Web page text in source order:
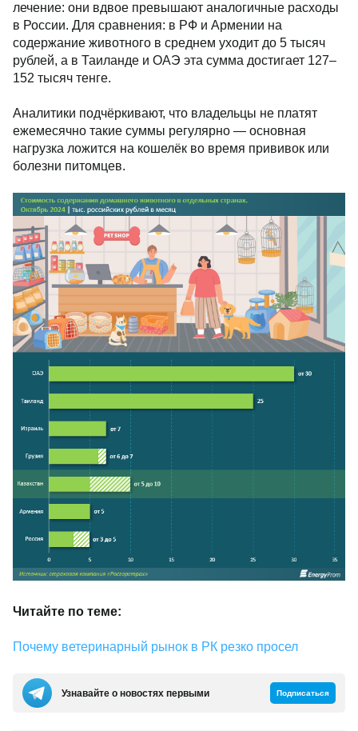
лечение: они вдвое превышают аналогичные расходы
в России. Для сравнения: в РФ и Армении на
содержание животного в среднем уходит до 5 тысяч
рублей, а в Таиланде и ОАЭ эта сумма достигает 127–
152 тысяч тенге.
Аналитики подчёркивают, что владельцы не платят
ежемесячно такие суммы регулярно — основная
нагрузка ложится на кошелёк во время прививок или
болезни питомцев.
Читайте по теме:
Почему ветеринарный рынок в РК резко просел
Узнавайте о новостях первыми Подписаться